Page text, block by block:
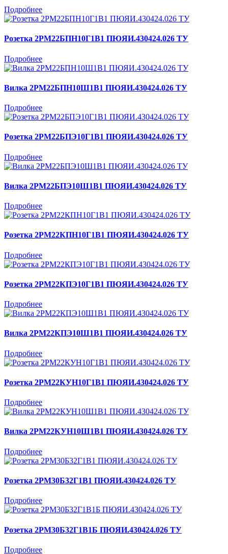
Подробнее
Розетка 2РМ22БПН10Г1В1 ПЮЯИ.430424.026 ТУ
Подробнее
Вилка 2РМ22БПН10Ш1В1 ПЮЯИ.430424.026 ТУ
Подробнее
Розетка 2РМ22БПЭ10Г1В1 ПЮЯИ.430424.026 ТУ
Подробнее
Вилка 2РМ22БПЭ10Ш1В1 ПЮЯИ.430424.026 ТУ
Подробнее
Розетка 2РМ22КПН10Г1В1 ПЮЯИ.430424.026 ТУ
Подробнее
Розетка 2РМ22КПЭ10Г1В1 ПЮЯИ.430424.026 ТУ
Подробнее
Вилка 2РМ22КПЭ10Ш1В1 ПЮЯИ.430424.026 ТУ
Подробнее
Розетка 2РМ22КУН10Г1В1 ПЮЯИ.430424.026 ТУ
Подробнее
Вилка 2РМ22КУН10Ш1В1 ПЮЯИ.430424.026 ТУ
Подробнее
Розетка 2РМ30Б32Г1В1 ПЮЯИ.430424.026 ТУ
Подробнее
Розетка 2РМ30Б32Г1В1Б ПЮЯИ.430424.026 ТУ
Подробнее